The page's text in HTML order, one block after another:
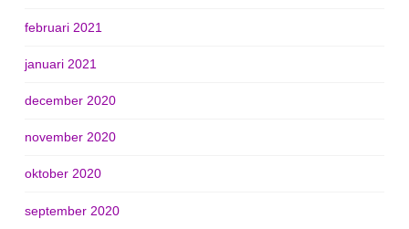
februari 2021
januari 2021
december 2020
november 2020
oktober 2020
september 2020